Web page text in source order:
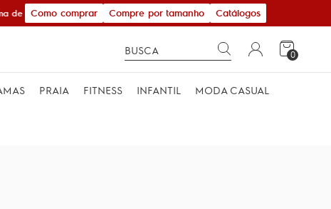
R$ 600,00
Como comprar Compre por tamanho Catálogos
0
PRAIA FITNESS INFANTIL MODA CASUAL